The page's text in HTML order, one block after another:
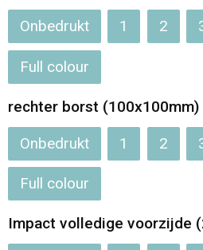
Onbedrukt 1 2
Full colour
rechter borst (100x100mm)
Onbedrukt 1 2
Full colour
Impact volledige voorzijde